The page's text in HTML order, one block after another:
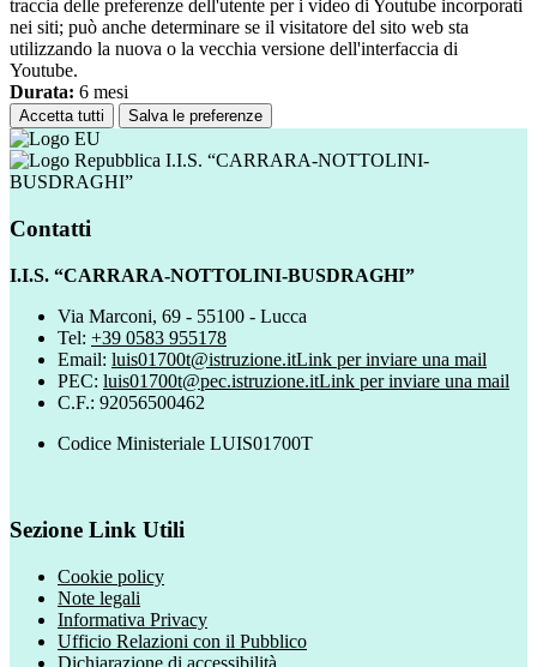
traccia delle preferenze dell'utente per i video di Youtube incorporati
nei siti; può anche determinare se il visitatore del sito web sta
utilizzando la nuova o la vecchia versione dell'interfaccia di
Youtube.
Durata: 6 mesi
Accetta tutti Salva le preferenze
I.I.S. “CARRARA-NOTTOLINI-
BUSDRAGHI”
Contatti
I.I.S. “CARRARA-NOTTOLINI-BUSDRAGHI”
Via Marconi, 69 - 55100 - Lucca
Tel: +39 0583 955178
Email: luis01700t@istruzione.itLink per inviare una mail
PEC: luis01700t@pec.istruzione.itLink per inviare una mail
C.F.: 92056500462
Codice Ministeriale LUIS01700T
Sezione Link Utili
Cookie policy
Note legali
Informativa Privacy
Ufficio Relazioni con il Pubblico
Dichiarazione di accessibilità